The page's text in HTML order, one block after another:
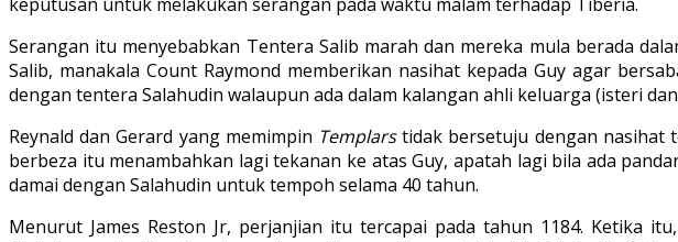
Serangan itu menyebabkan Tentera Salib marah dan mereka mula berada
Salib, manakala Count Raymond memberikan nasihat kepada Guy agar
dengan tentera Salahudin walaupun ada dalam kalangan ahli keluarga (isteri
Reynald dan Gerard yang memimpin Templarstidak bersetuju dengan nasihat
berbeza itu menambahkan lagi tekanan ke atas Guy, apatah lagi bila ada
damai dengan Salahudin untuk tempoh selama 40 tahun.
Menurut James Reston Jr, perjanjian itu tercapai pada tahun 1184. Ketika